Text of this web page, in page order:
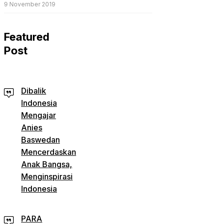
9 November 2019
Featured
Post
Dibalik
Indonesia
Mengajar
Anies
Baswedan
Mencerdaskan
Anak Bangsa,
Menginspirasi
Indonesia
PARA